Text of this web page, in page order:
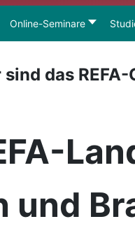
Online-Seminare
sind das
und